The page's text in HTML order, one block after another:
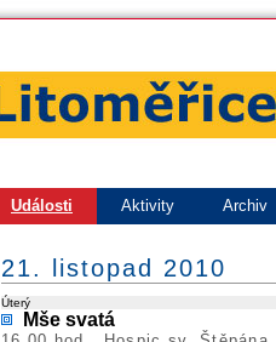
Události Aktivity Archiv
21. listopad 2010
Úterý
Mše svatá